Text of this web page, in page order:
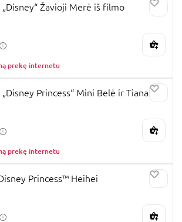
„Disney“ Žavioji Merė iš filmo
prekę internetu
Princess“ Mini Belė ir Tiana su
prekę internetu
Princess™ Heihei